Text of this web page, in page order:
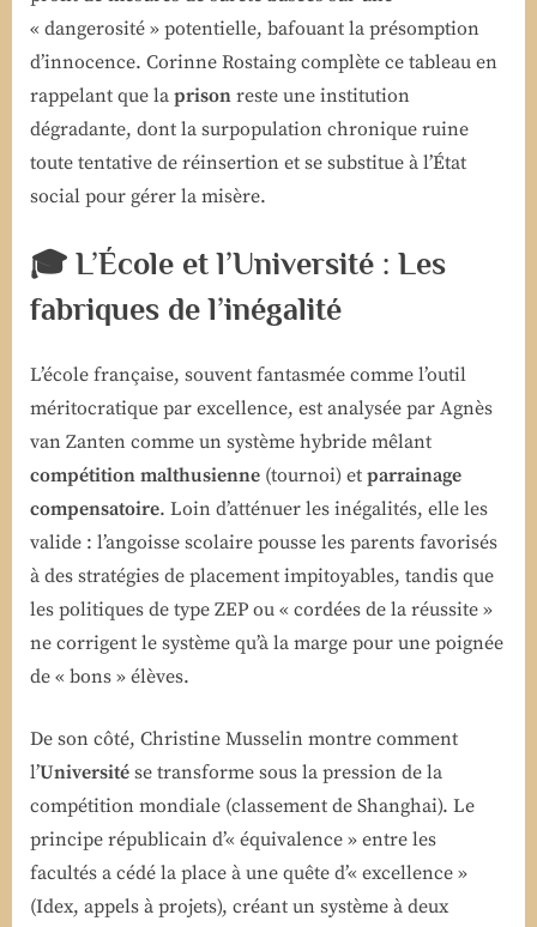
« dangerosité » potentielle, bafouant la présomption
d’innocence. Corinne Rostaing complète ce tableau en
rappelant que la prison reste une institution
dégradante, dont la surpopulation chronique ruine
toute tentative de réinsertion et se substitue à l’État
social pour gérer la misère.
🎓 L’École et l’Université : Les
fabriques de l’inégalité
L’école française, souvent fantasmée comme l’outil
méritocratique par excellence, est analysée par Agnès
van Zanten comme un système hybride mêlant
compétition malthusienne (tournoi) et parrainage
compensatoire. Loin d’atténuer les inégalités, elle les
valide : l’angoisse scolaire pousse les parents favorisés
à des stratégies de placement impitoyables, tandis que
les politiques de type ZEP ou « cordées de la réussite »
ne corrigent le système qu’à la marge pour une poignée
de « bons » élèves.
De son côté, Christine Musselin montre comment
l’Université se transforme sous la pression de la
compétition mondiale (classement de Shanghai). Le
principe républicain d’« équivalence » entre les
facultés a cédé la place à une quête d’« excellence »
(Idex, appels à projets), créant un système à deux